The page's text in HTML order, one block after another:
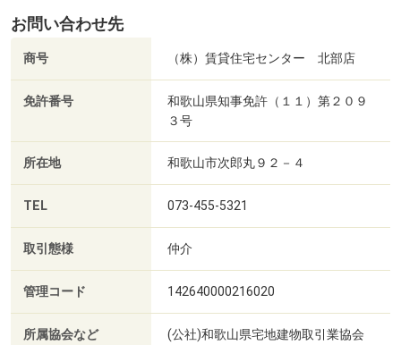
お問い合わせ先
商号 （株）賃貸住宅センター 北部店
免許番号
和歌山県知事免許（１１）第２０９
３号
所在地 和歌山市次郎丸９２－４
TEL 073-455-5321
取引態様 仲介
管理コード 142640000216020
所属協会など
(公社)和歌山県宅地建物取引業協会